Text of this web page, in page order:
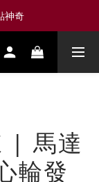
神奇
| 馬達
輪發